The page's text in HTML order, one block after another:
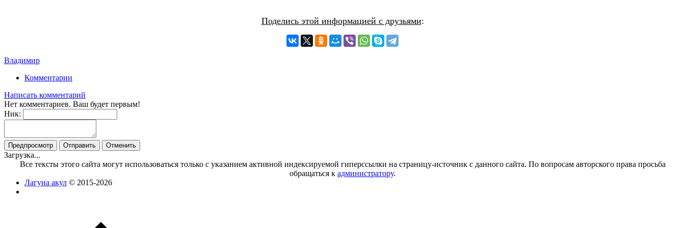
Поделись этой информацией с друзьями:
Владимир
Комментарии
Написать комментарий
Нет комментариев. Ваш будет первым!
Ник:
Загрузка...
Все тексты этого сайта могут использоваться только с указанием активной индексируемой гиперссылки на страницу-источник с данного сайта. По вопросам авторского права просьба
обращаться к администратору.
Лагуна акул © 2015-2026